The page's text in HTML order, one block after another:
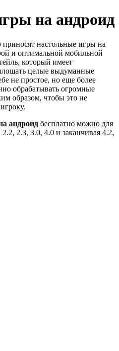
на андроид
приносят настольные игры на
и оптимальной мобильной
который имеет
целые выдуманные
не простое, но еще более
обрабатывать огромные
образом, чтобы это не
андроид бесплатно можно для
2.3, 3.0, 4.0 и заканчивая 4.2,